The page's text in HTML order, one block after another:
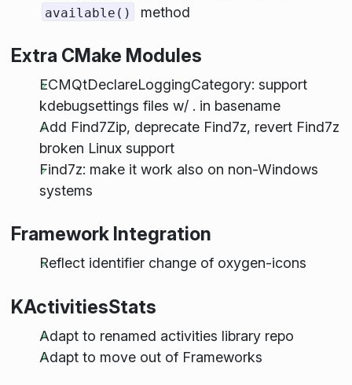
available() method
Extra CMake Modules
ECMQtDeclareLoggingCategory: support
kdebugsettings files w/ . in basename
Add Find7Zip, deprecate Find7z, revert Find7z
broken Linux support
Find7z: make it work also on non-Windows
systems
Framework Integration
Reflect identifier change of oxygen-icons
KActivitiesStats
Adapt to renamed activities library repo
Adapt to move out of Frameworks